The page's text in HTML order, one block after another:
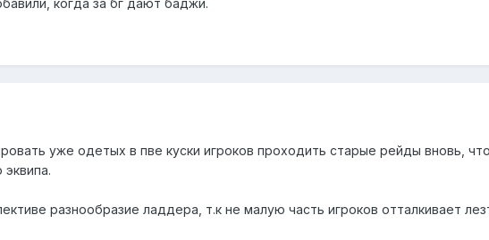
когда за бг дают баджи.
уже одетых в пве куски игроков проходить старые рейды вновь,
разнообразие ладдера, т.к не малую часть игроков отталкивает